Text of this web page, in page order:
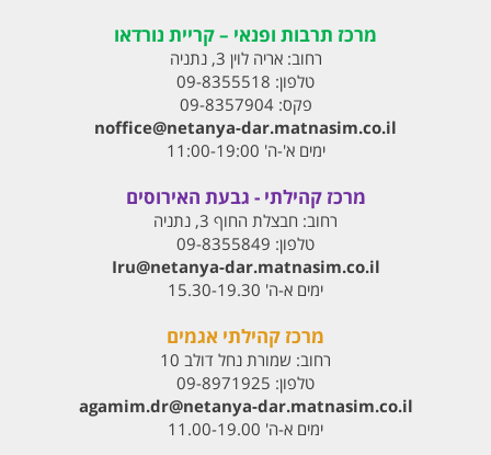
מרכז תרבות ופנאי – קריית נורדאו
רחוב:אריה לוין 3, נתניה
טלפון: 09-8355518
פקס:09-8357904
noffice@netanya-dar.matnasim.co.il
ימים א'-ה' 11:00-19:00
מרכז קהילתי - גבעת האירוסים
רחוב: חבצלת החוף 3, נתניה
טלפון: 09-8355849
Iru@netanya-dar.matnasim.co.il‏
ימים א-ה' 15.30-19.30
מרכז קהילתי אגמים
רחוב: שמורת נחל דולב 10
טלפון: 09-8971925
agamim.dr@netanya-dar.matnasim.co.il‏
ימים א-ה' 11.00-19.00